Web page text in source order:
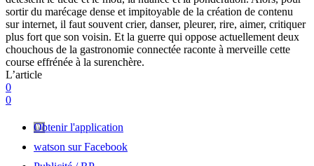
sortir du marécage dense et impitoyable de la création de contenu
sur internet, il faut souvent crier, danser, pleurer, rire, aimer, critiquer
plus fort que son voisin. Et la guerre qui oppose actuellement deux
chouchous de la gastronomie connectée raconte à merveille cette
course effrénée à la surenchère.
L’article
0
0
Obtenir l'application
watson sur Facebook